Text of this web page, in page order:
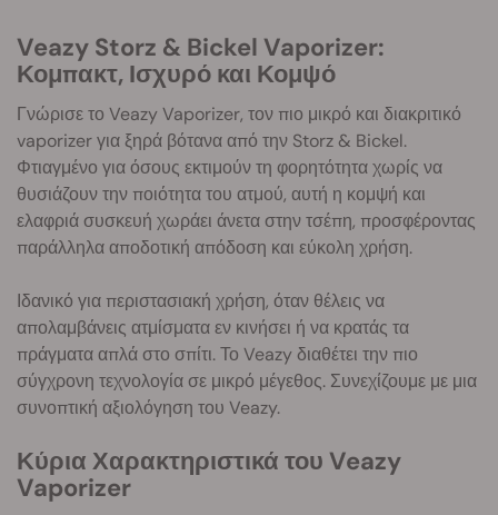
Veazy Storz & Bickel Vaporizer:
Κομπακτ, Ισχυρό και Κομψό
Γνώρισε το Veazy Vaporizer, τον πιο μικρό και διακριτικό
vaporizer για ξηρά βότανα από την Storz & Bickel.
Φτιαγμένο για όσους εκτιμούν τη φορητότητα χωρίς να
θυσιάζουν την ποιότητα του ατμού, αυτή η κομψή και
ελαφριά συσκευή χωράει άνετα στην τσέπη, προσφέροντας
παράλληλα αποδοτική απόδοση και εύκολη χρήση.
Ιδανικό για περιστασιακή χρήση, όταν θέλεις να
απολαμβάνεις ατμίσματα εν κινήσει ή να κρατάς τα
πράγματα απλά στο σπίτι. Το Veazy διαθέτει την πιο
σύγχρονη τεχνολογία σε μικρό μέγεθος. Συνεχίζουμε με μια
συνοπτική αξιολόγηση του Veazy.
Κύρια Χαρακτηριστικά του Veazy
Vaporizer